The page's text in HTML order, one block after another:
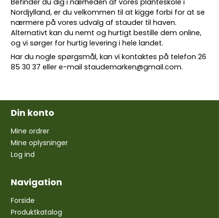
Nordjylland, er du velkommen til at kigge forbi for at se
nærmere på vores udvalg af stauder til haven.
Alternativt kan du nemt og hurtigt bestille dem online,
og vi sørger for hurtig levering i hele landet.
Har du nogle spørgsmål, kan vi kontaktes på telefon26
85 30 37 eller e-mailstaudemarken@gmail.com.
Din konto
Mine ordrer
Mine oplysninger
Log ind
Navigation
Forside
Produktkatalog